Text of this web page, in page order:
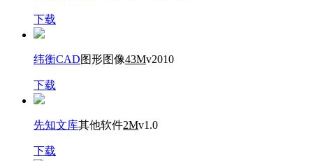
下载
纬衡CAD图形图像43Mv2010
下载
先知文库其他软件2Mv1.0
下载